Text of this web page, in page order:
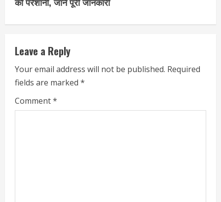
i
n
u
e
R
e
Leave a Reply
Your email address will not be published. Required
fields are marked *
Comment*